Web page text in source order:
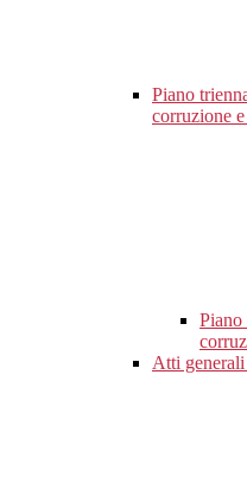
Piano
corruzione
Piano
Atti generali